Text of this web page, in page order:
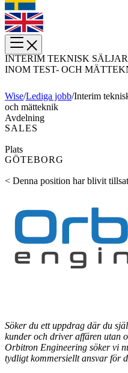
INTERIM TEKNISK
INOM TEST- OCH
Wise/Lediga jobb/Interim
och mätteknik
Avdelning
SALES
Plats
GÖTEBORG
< Denna position har blivit
Söker du ett uppdrag där du
kunder och driver affären utan
Orbitron Engineering söker vi
tydligt kommersiellt ansvar för